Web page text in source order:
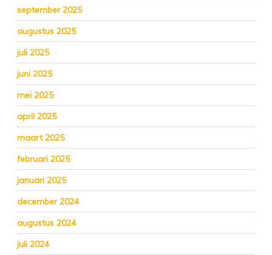
september 2025
augustus 2025
juli 2025
juni 2025
mei 2025
april 2025
maart 2025
februari 2025
januari 2025
december 2024
augustus 2024
juli 2024